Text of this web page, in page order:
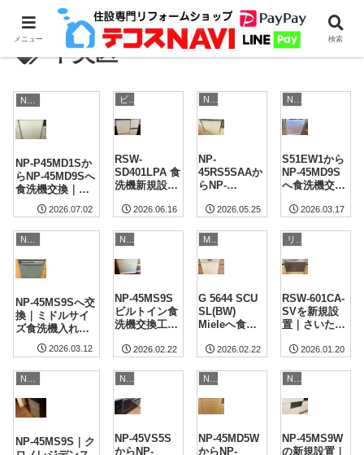
中央区
NP-P45MD1Sか
らNP-45MD9Sへ
食洗機交換｜シ
ティテラスさい
たま新都心 施工
事例
2026.07.02
RSW-
SD401LPA 食
洗機新規設置
工事例2026.06.16
NP-
45RS5SAAか
らNP-
洗機交換｜さ
区の施工事例
2026.05.25
S51EW1から
NP-45MD9S
へ食洗機交換
区 施工事例
2026.03.17
NP-45MS9Sへ交
換｜ミドルサイ
ズ食洗機入れ替
え事例【中央区
月島】 2026.03.12
NP-45MS9S
ビルトイン食
洗機交換工事
区
2026.02.22
G 5644 SCU
SL(BW)
Mieleへ食洗
ティアロレジ
都中央区）
2026.02.22
RSW-601CA-
SVを新規設
置｜さいたま
チンの食洗機
2026.01.20
NP-45シリーズ
NP-45MS9S｜ク
NP-45VS5S
からNP-
NP-45MD5W
からNP-
NP-45MS9W
の新規設置｜
メニュー 検索